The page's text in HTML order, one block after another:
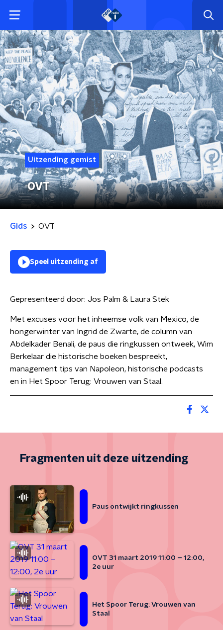
Uitzending gemist
OVT
Gids OVT
Speel uitzending af
Gepresenteerd door: Jos Palm & Laura Stek
Met excuses voor het inheemse volk van Mexico, de
hongerwinter van Ingrid de Zwarte, de column van
Abdelkader Benali, de paus die ringkussen ontweek, Wim
Berkelaar die historische boeken bespreekt,
management tips van Napoleon, historische podcasts
en in Het Spoor Terug: Vrouwen van Staal.
Fragmenten uit deze uitzending
Paus ontwijkt ringkussen
OVT 31 maart 2019 11:00 – 12:00,
2e uur
Het Spoor Terug: Vrouwen van
Staal